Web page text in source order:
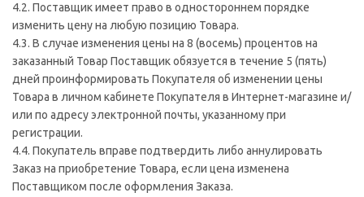
4.2. Поставщик имеет право в одностороннем порядке
изменить цену на любую позицию Товара.
4.3. В случае изменения цены на 8 (восемь) процентов на
заказанный Товар Поставщик обязуется в течение 5 (пять)
дней проинформировать Покупателя об изменении цены
Товара в личном кабинете Покупателя в Интернет-магазине и/
или по адресу электронной почты, указанному при
регистрации.
4.4. Покупатель вправе подтвердить либо аннулировать
Заказ на приобретение Товара, если цена изменена
Поставщиком после оформления Заказа.